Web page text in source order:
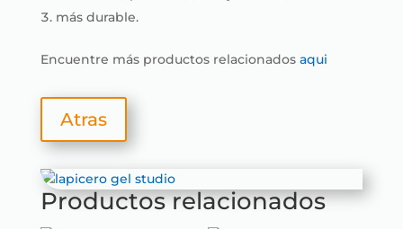
más durable.
Encuentre más productos relacionados aqui
Atras
Productos relacionados